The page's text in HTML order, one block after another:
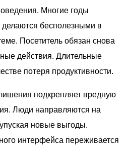
Многие годы
бесполезными в
Посетитель обязан снова
действия. Длительные
потеря продуктивности.
подкрепляет вредную
Люди направляются на
новые выгоды.
интерфейса переживается